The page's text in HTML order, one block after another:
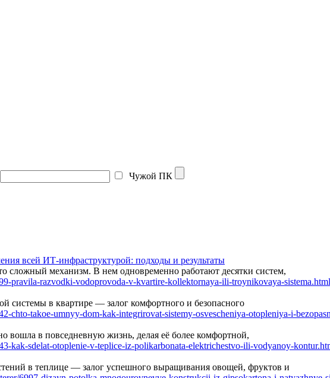
Чужой ПК
всей ИТ-инфраструктурой: подходы и результаты
сложный механизм. В нем одновременно работают десятки систем,
системы в квартире — залог комфортного и безопасного
вошла в повседневную жизнь, делая её более комфортной,
в теплице — залог успешного выращивания овощей, фруктов и